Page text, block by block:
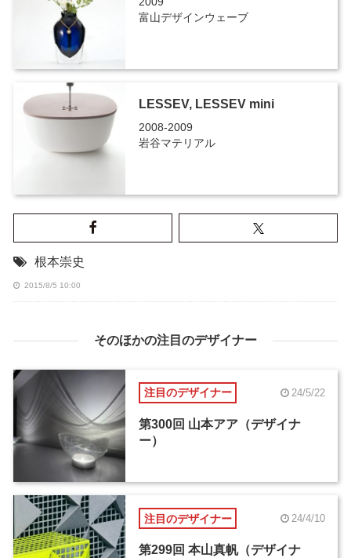
富山デザインウェーブ
LESSEV, LESSEV mini
2008-2009
岩谷マテリアル
根本崇史
2015/8/5 10:00
そのほかの注目のデザイナー
注目のデザイナー 24/5/22
第300回 山本アア（デザイナ
ー）
注目のデザイナー 24/4/10
第299回 本山真帆（デザイナ